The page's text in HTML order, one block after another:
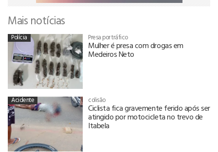
Mais notícias
Polícia Presa por tráfico
Mulher é presa com drogas em
Medeiros Neto
Acidente colisão
Ciclista fica gravemente ferido após ser
atingido por motocicleta no trevo de
Itabela